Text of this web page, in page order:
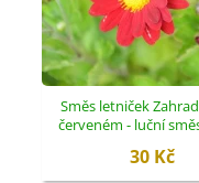
Směs letniček
červeném - luční
30 Kč